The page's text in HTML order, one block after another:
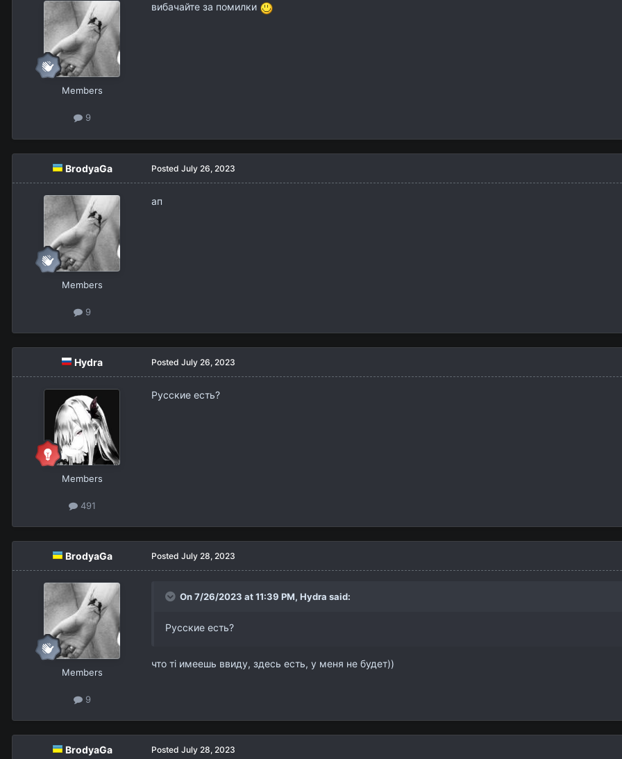
Members
9
вибачайте за помилки
BrodyaGa
Members
9
Posted July 26, 2023
ап
Hydra
Members
491
Posted July 26, 2023
Русские есть?
BrodyaGa
Members
9
Posted July 28, 2023
On 7/26/2023 at 11:39 PM, Hydra said:
Русские есть?
что ті имеешь ввиду, здесь есть, у меня не будет))
BrodyaGa Posted July 28, 2023